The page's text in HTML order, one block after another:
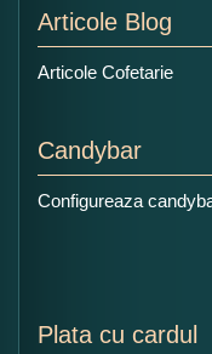
Copiati alaturi
Articole Blog
Articole Cofetarie
Candybar
Configureaza
Plata cu cardul